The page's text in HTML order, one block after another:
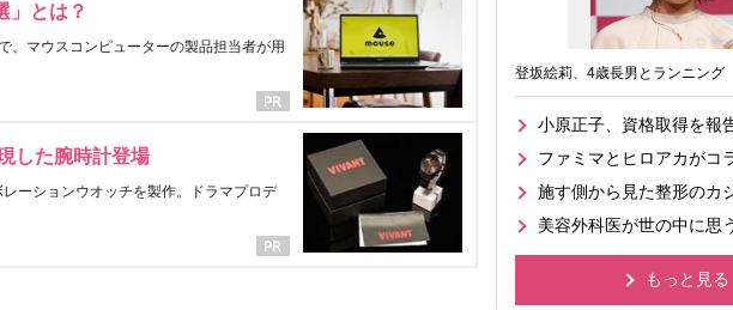
」とは？
、マウスコンピューターの製品担当者が用
した腕時計登場
ーションウオッチを製作。ドラマプロデ
登坂絵莉、4歳長男とランニング
小原正子、資格取得を報
ファミマとヒロアカがコ
施す側から見た整形のカ
美容外科医が世の中に思
もっと見る